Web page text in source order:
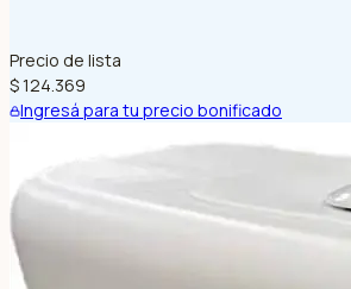
Precio de lista
$ 124.369
Ingresá para tu precio bonificado